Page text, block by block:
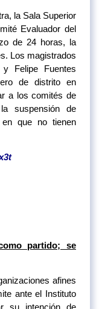
la Sala Superior
Evaluador del
de 24 horas, la
Los magistrados
Felipe Fuentes
de distrito en
a los comités de
suspensión de
que no tienen
partido; se
afines
ante el Instituto